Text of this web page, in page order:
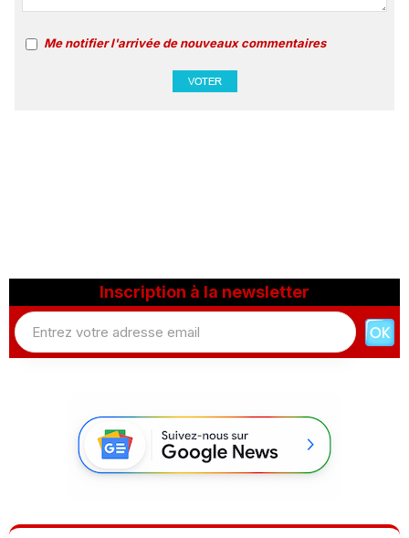
Me notifier l'arrivée de nouveaux commentaires
Inscription à la newsletter